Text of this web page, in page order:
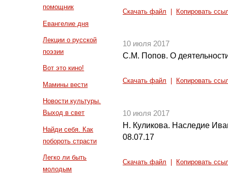
помощник
Евангелие дня
Лекции о русской
поэзии
Вот это кино!
Мамины вести
Новости культуры.
Выход в свет
Найди себя. Как
побороть страсти
Легко ли быть
молодым
Скачать файл Копировать
10 июля 2017
С.М. Попов. О
Скачать файл Копировать
10 июля 2017
Н. Куликова. Наследие
08.07.17
Скачать файл Копировать